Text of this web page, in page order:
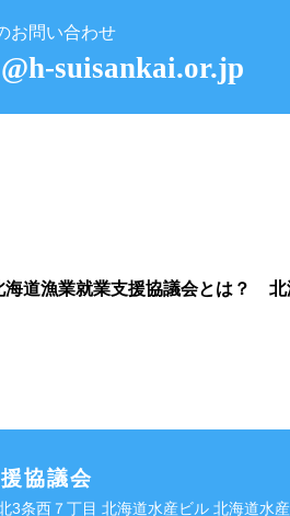
お問い合わせ
suisankai.or.jp
海道漁業就業支援協議会とは？ 北
協議会
3条西７丁目 北海道水産ビル 北海道水